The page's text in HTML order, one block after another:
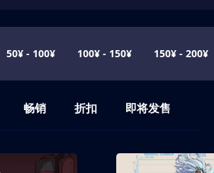
50¥ - 100¥ 100¥ - 150¥ 150¥ - 200¥
畅销 折扣 即将发售